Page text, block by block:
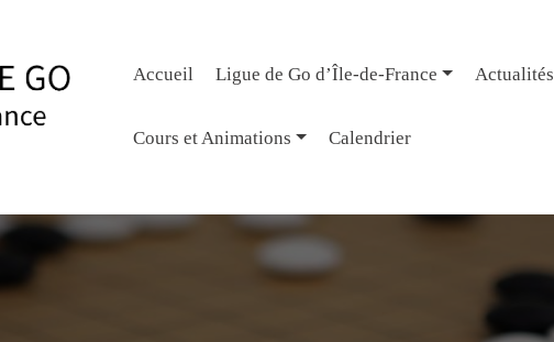
Accueil Ligue de Go d’Île-de-France Actualités
Cours et Animations Calendrier